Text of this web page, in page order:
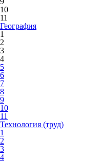
10
11
География
1
2
3
4
5
6
7
8
9
10
11
Технология (труд)
1
2
3
4